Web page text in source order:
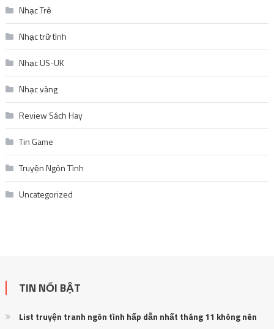
Nhạc Trẻ
Nhạc trữ tình
Nhạc US-UK
Nhạc vàng
Review Sách Hay
Tin Game
Truyện Ngôn Tình
Uncategorized
TIN NỔI BẬT
List truyện tranh ngôn tình hấp dẫn nhất tháng 11 không nên